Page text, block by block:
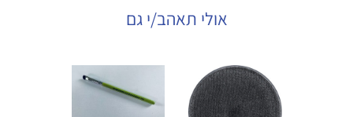
אולי תאהב/י גם